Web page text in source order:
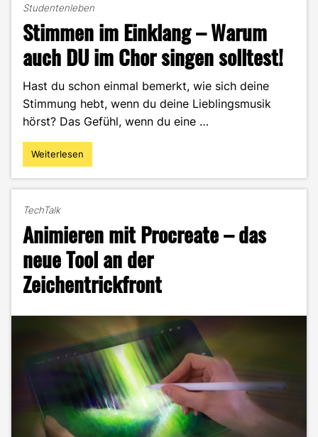
Studentenleben
Stimmen im Einklang – Warum
auch DU im Chor singen solltest!
Hast du schon einmal bemerkt, wie sich deine
Stimmung hebt, wenn du deine Lieblingsmusik
hörst? Das Gefühl, wenn du eine …
"Stimmen
im
Warum
auch
DU
im
Chor
singen
Weiterlesen
TechTalk
Animieren mit Procreate – das
neue Tool an der
Zeichentrickfront